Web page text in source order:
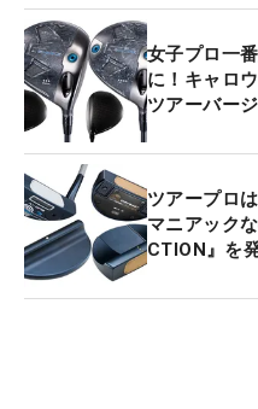
女子プロ一
に！キャロ
ツアーバー
ツアープロ
マニアック
CTION』を